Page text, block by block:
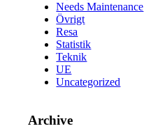
Needs Maintenance
Övrigt
Resa
Statistik
Teknik
UE
Uncategorized
Archive